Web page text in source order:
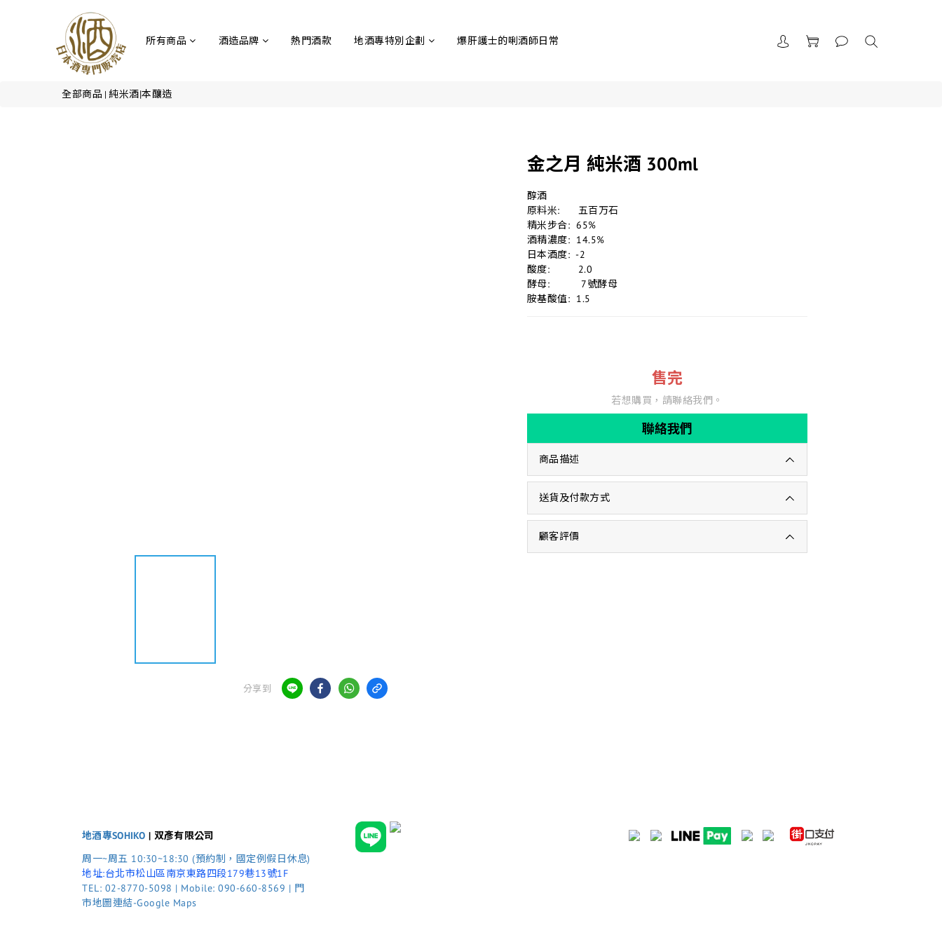
所有商品 酒造品牌 熱門酒款 地酒專特別企劃 爆肝護士的唎酒師日常
全部商品 | 純米酒|本釀造
分享到
金之月 純米酒 300ml
醇酒
原料米:	  五百万石
精米步合:  65%
酒精濃度:  14.5%
日本酒度:  -2
酸度:	  2.0
酵母:          7號酵母
胺基酸值:  1.5
售完
若想購買，請聯絡我們。
聯絡我們
商品描述
送貨及付款方式
顧客評價
地酒專SOHIKO | 双彥有限公司
周一~周五 10:30~18:30 (預約制，國定例假日休息)
地址:台北市松山區南京東路四段179巷13號1F
TEL: 02-8770-5098 | Mobile: 090-660-8569 | 門
市地圖連結-Google Maps